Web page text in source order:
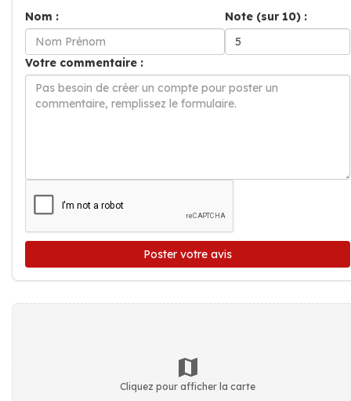
Nom :
Note (sur 10) :
Votre commentaire :
Poster votre avis
Cliquez pour afficher la carte